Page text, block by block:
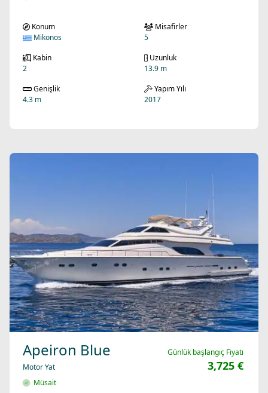
Konum
Mikonos
Misafirler
5
Kabin
2
Uzunluk
13.9 m
Genişlik
4.3 m
Yapım Yılı
2017
Apeiron Blue
Motor Yat
Müsait
Günlük başlangıç Fiyatı
3,725 €